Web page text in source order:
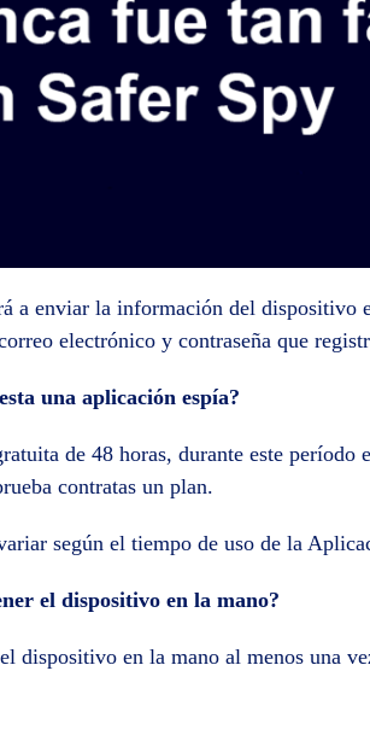
a enviar la información del dispositivo
electrónico y contraseña que
una aplicación espía?
de 48 horas, durante este
contratas un plan.
según el tiempo de uso de la
el dispositivo en la mano?
dispositivo en la mano al menos una